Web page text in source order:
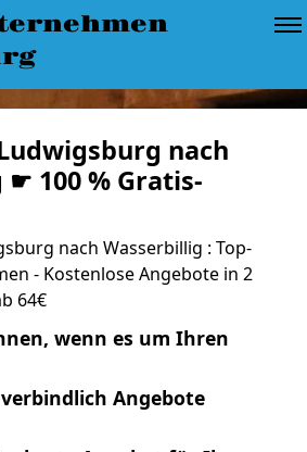
nach
100 % Gratis-
nach Wasserbillig : Top-
- Kostenlose Angebote in 2
64€
wenn es um Ihren
Angebote